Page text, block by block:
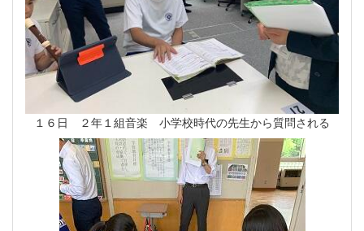
１６日 ２年１組音楽 小学校時代の先生から質問される